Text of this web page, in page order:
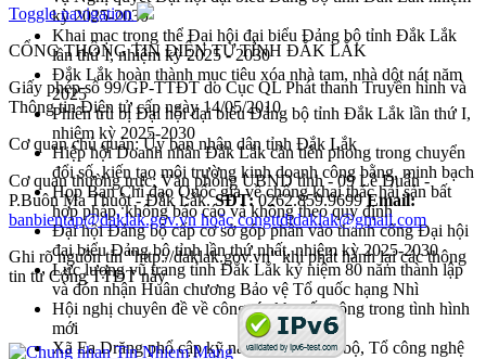
kỳ 2025-2030
Khai mạc trọng thể Đại hội đại biểu Đảng bộ tỉnh Đắk Lắk
lần thứ I, nhiệm kỳ 2025 - 2030
Đắk Lắk hoàn thành mục tiêu xóa nhà tạm, nhà dột nát năm
2025
Phiên trù bị Đại hội đại biểu Đảng bộ tỉnh Đắk Lắk lần thứ I,
nhiệm kỳ 2025-2030
Hiệp hội Doanh nhân Đắk Lắk cần tiên phong trong chuyển
đổi số, kiến tạo môi trường kinh doanh công bằng, minh bạch
Họp Ban Chỉ đạo Quốc gia về chống khai thác hải sản bất
hợp pháp, không báo cáo và không theo quy định
Đại hội Đảng bộ cấp cơ sở góp phần vào thanh công Đại hội
đại biểu Đảng bộ tỉnh lần thứ nhất, nhiệm kỳ 2025-2030
Lực lượng vũ trang tỉnh Đắk Lắk kỷ niệm 80 năm thành lập
và đón nhận Huân chương Bảo vệ Tổ quốc hạng Nhì
Hội nghị chuyên đề về công tác khuyến nông trong tình hình
mới
Xã Ea Drăng phổ cập kỹ năng số cho cán bộ, Tổ công nghệ
Toggle navigation
CỔNG THÔNG TIN ĐIỆN TỬ TỈNH ĐẮK LẮK
Giấy phép số 99/GP-TTĐT do Cục QL Phát thanh Truyền hình và
Thông tin Điện tử cấp ngày 14/05/2010
Cơ quan chủ quản: Ủy ban nhân dân tỉnh Đắk Lắk
Cơ quan thường trực: Văn phòng UBND tỉnh - 09 Lê Duẩn -
P.Buôn Ma Thuột - Đắk Lắk.SĐT:0262.859.9699Email:
banbientap@daklak.gov.vn hoặc congttdtdaklak@gmail.com
Ghi rõ nguồn tin "http://daklak.gov.vn" khi phát hành lại các thông
tin từ Cổng TTĐT này